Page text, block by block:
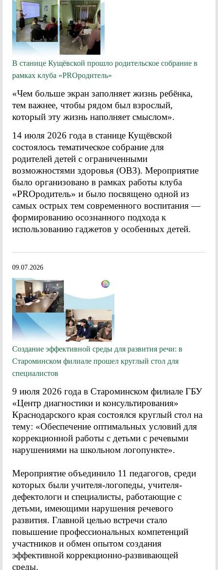
В станице Кущёвской прошло родительское собрание в
рамках клуба «PROродитель»
«Чем больше экран заполняет жизнь ребёнка,
тем важнее, чтобы рядом был взрослый,
который эту жизнь наполняет смыслом».
14 июля 2026 года в станице Кущёвской
состоялось тематическое собрание для
родителей детей с ограниченными
возможностями здоровья (ОВЗ). Мероприятие
было организовано в рамках работы клуба
«PROродитель» и было посвящено одной из
самых острых тем современного воспитания —
формированию осознанного подхода к
использованию гаджетов у особенных детей.
09.07.2026
Создание эффективной среды для развития речи: в
Староминском филиале прошел круглый стол для
специалистов
9 июля 2026 года в Староминском филиале ГБУ
«Центр диагностики и консультирования»
Краснодарского края состоялся круглый стол на
тему: «Обеспечение оптимальных условий для
коррекционной работы с детьми с речевыми
нарушениями на школьном логопункте».
Мероприятие объединило 11 педагогов, среди
которых были учителя-логопеды, учителя-
дефектологи и специалисты, работающие с
детьми, имеющими нарушения речевого
развития. Главной целью встречи стало
повышение профессиональных компетенций
участников и обмен опытом создания
эффективной коррекционно-развивающей
среды.